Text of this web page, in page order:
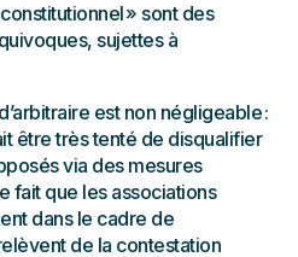
» sont des
sujettes à
est non négligeable :
être très tenté de disqualifier
via des mesures
fait que les associations
dans le cadre de
de la contestation